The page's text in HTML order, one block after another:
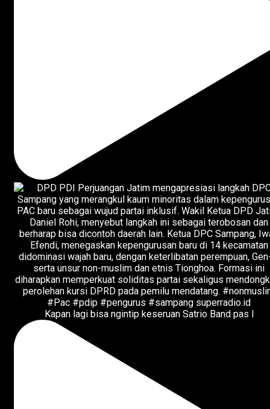
Kapan lagi bisa ngintip keseruan Satrio Band pas l